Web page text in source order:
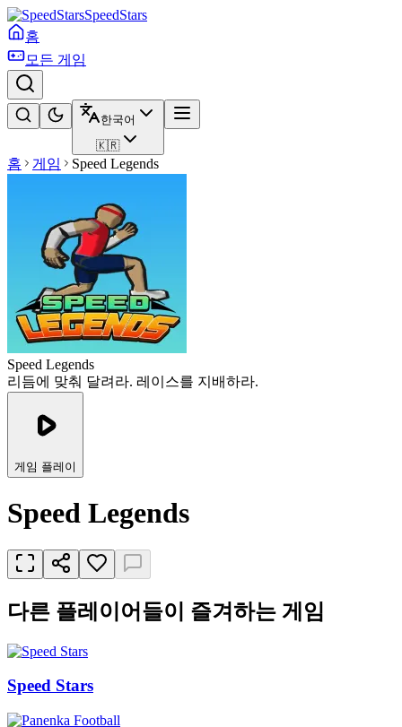
SpeedStars
홈
모든 게임
한국어
🇰🇷
홈 게임 Speed Legends
Speed Legends
리듬에 맞춰 달려라. 레이스를 지배하라.
게임 플레이
Speed Legends
다른 플레이어들이 즐겨하는 게임
Speed Stars